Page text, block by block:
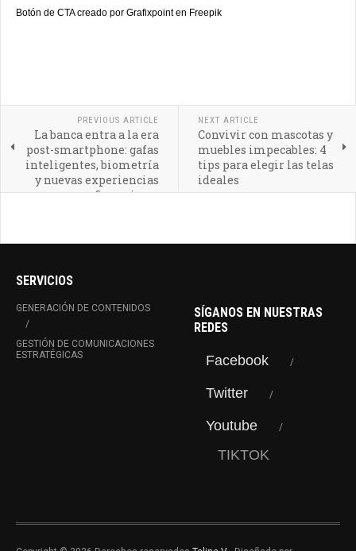
Botón de CTA creado por Grafixpoint en Freepik
PREVIOUS ARTICLE
La banca entra a la era
post-smartphone: gafas
inteligentes, biometría
y nuevas experiencias
financieras
NEXT ARTICLE
Convivir con mascotas y
muebles impecables: 4
tips para elegir las telas
ideales
SERVICIOS
GENERACIÓN DE CONTENIDOS
GESTIÓN DE COMUNICACIONES
ESTRATÉGICAS
SÍGANOS EN NUESTRAS
REDES
Facebook
Twitter
Youtube
TIKTOK